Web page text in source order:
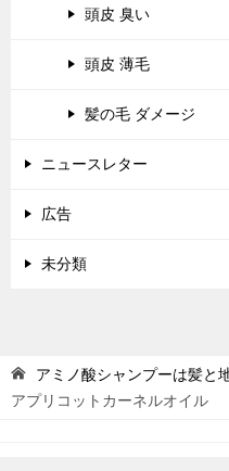
頭皮 臭い
頭皮 薄毛
髪の毛 ダメージ
ニュースレター
広告
未分類
アミノ酸シャンプーは髪と
アプリコットカーネルオイル